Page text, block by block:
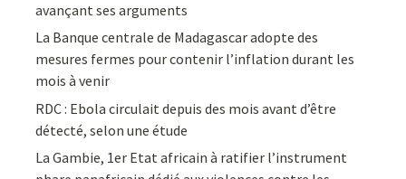
avançant ses arguments
La Banque centrale de Madagascar adopte des
mesures fermes pour contenir l’inflation durant les
mois à venir
RDC : Ebola circulait depuis des mois avant d’être
détecté, selon une étude
La Gambie, 1er Etat africain à ratifier l’instrument